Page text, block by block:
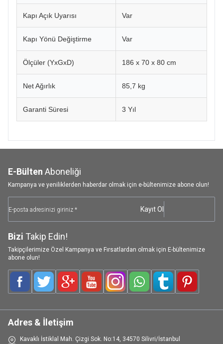
Kapı Açık Uyarısı Var
Kapı Yönü Değiştirme Var
Ölçüler (YxGxD) 186 x 70 x 80 cm
Net Ağırlık 85,7 kg
Garanti Süresi 3 Yıl
E-Bülten Aboneliği
Kampanya ve yeniliklerden haberdar olmak için e-bültenimize abone olun!
Kayıt Ol
Bizi Takip Edin!
Takipçilerimize Özel Kampanya ve Fırsatlardan olmak için E-bültenimize
abone olun!
FacebookTwitterGoogle-PlusYoutubeInstagramWhatsAppTumblrPinterest
Adres & İletişim
Kavaklı İstiklal Mah. Çizgi Sok. No:14, 34570 Silivri/İstanbul